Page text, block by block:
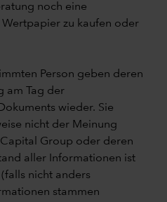
noch eine
zu kaufen oder
Person geben deren
am Tag der
wieder. Sie
nicht der Meinung
Group oder deren
aller Informationen ist
nicht anders
stammen